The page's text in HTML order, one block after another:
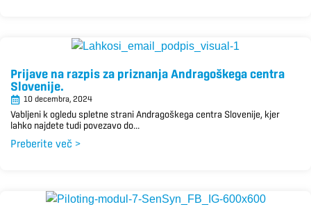
Prijave na razpis za priznanja Andragoškega centra
Slovenije.
10 decembra, 2024
Vabljeni k ogledu spletne strani Andragoškega centra Slovenije, kjer
lahko najdete tudi povezavo do...
Preberite več >